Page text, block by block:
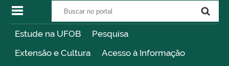
Estude na UFOB
Pesquisa
Extensão e Cultura
Acesso à Informação